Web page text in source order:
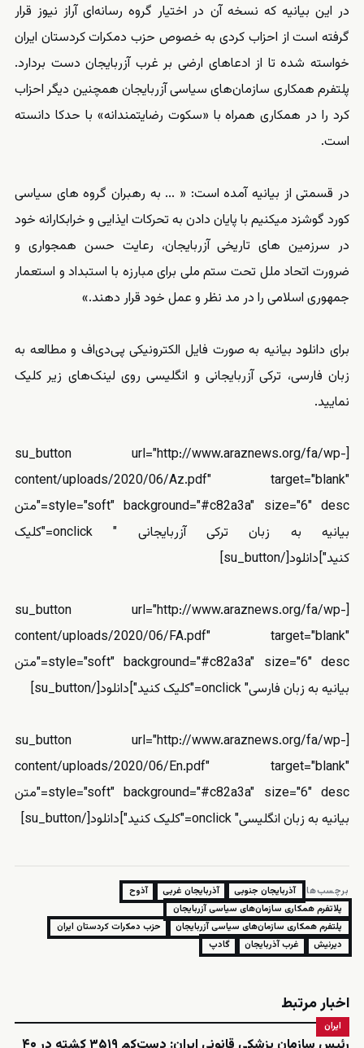
در این بیانیه که نسخه‌ آن در اختیار گروه رسانه‌ای آراز نیوز قرار
گرفته است از احزاب کردی به خصوص حزب دمکرات کردستان ایران
خواسته شده تا از ادعاهای ارضی بر غرب آزربایجان دست بردارد.
پلتفرم همکاری سازمان‌های سیاسی آزربایجان همچنین دیگر احزاب
کرد را در همکاری همراه با «سکوت رضایتمندانه» با حدکا دانسته
است.
در قسمتی از بیانیه آمده است: « ... به رهبران گروه های سیاسی
کورد گوشزد میکنیم با پایان دادن به تحرکات ایذایی و خرابکارانه خود
در سرزمین های تاریخی آزربایجان، رعایت حسن همجواری و
ضرورت اتحاد ملل تحت ستم ملی برای مبارزه با استبداد و استعمار
جمهوری اسلامی را در مد نظر و عمل خود قرار دهند.»
برای دانلود بیانیه به صورت فایل الکترونیکی پی‌دی‌اف و مطالعه به
زبان فارسی، ترکی آزربایجانی و انگلیسی روی لینک‌های زیر کلیک
نمایید.
[su_button url="http://www.araznews.org/fa/wp-
content/uploads/2020/06/Az.pdf" target="blank"
style="soft" background="#c82a3a" size="6" desc="متن
بیانیه به زبان ترکی آزربایجانی " onclick="کلیک
کنید"]دانلود[/su_button]
[su_button url="http://www.araznews.org/fa/wp-
content/uploads/2020/06/FA.pdf" target="blank"
style="soft" background="#c82a3a" size="6" desc="متن
بیانیه به زبان فارسی" onclick="کلیک کنید"]دانلود[/su_button]
[su_button url="http://www.araznews.org/fa/wp-
content/uploads/2020/06/En.pdf" target="blank"
style="soft" background="#c82a3a" size="6" desc="متن
بیانیه به زبان انگلیسی" onclick="کلیک کنید"]دانلود[/su_button]
برچسب‌ها: آذربایجان جنوبی آذربایجان غربی
آذوح
پلاتفرم همکاری سازمان‌های سیاسی آزربایجان
پلتفرم همکاری سازمان‌های سیاسی آزربایجان
حزب دمکرات کردستان ایران
دیرنیش
غرب آذربایجان گادپ
اخبار مرتبط
ایران